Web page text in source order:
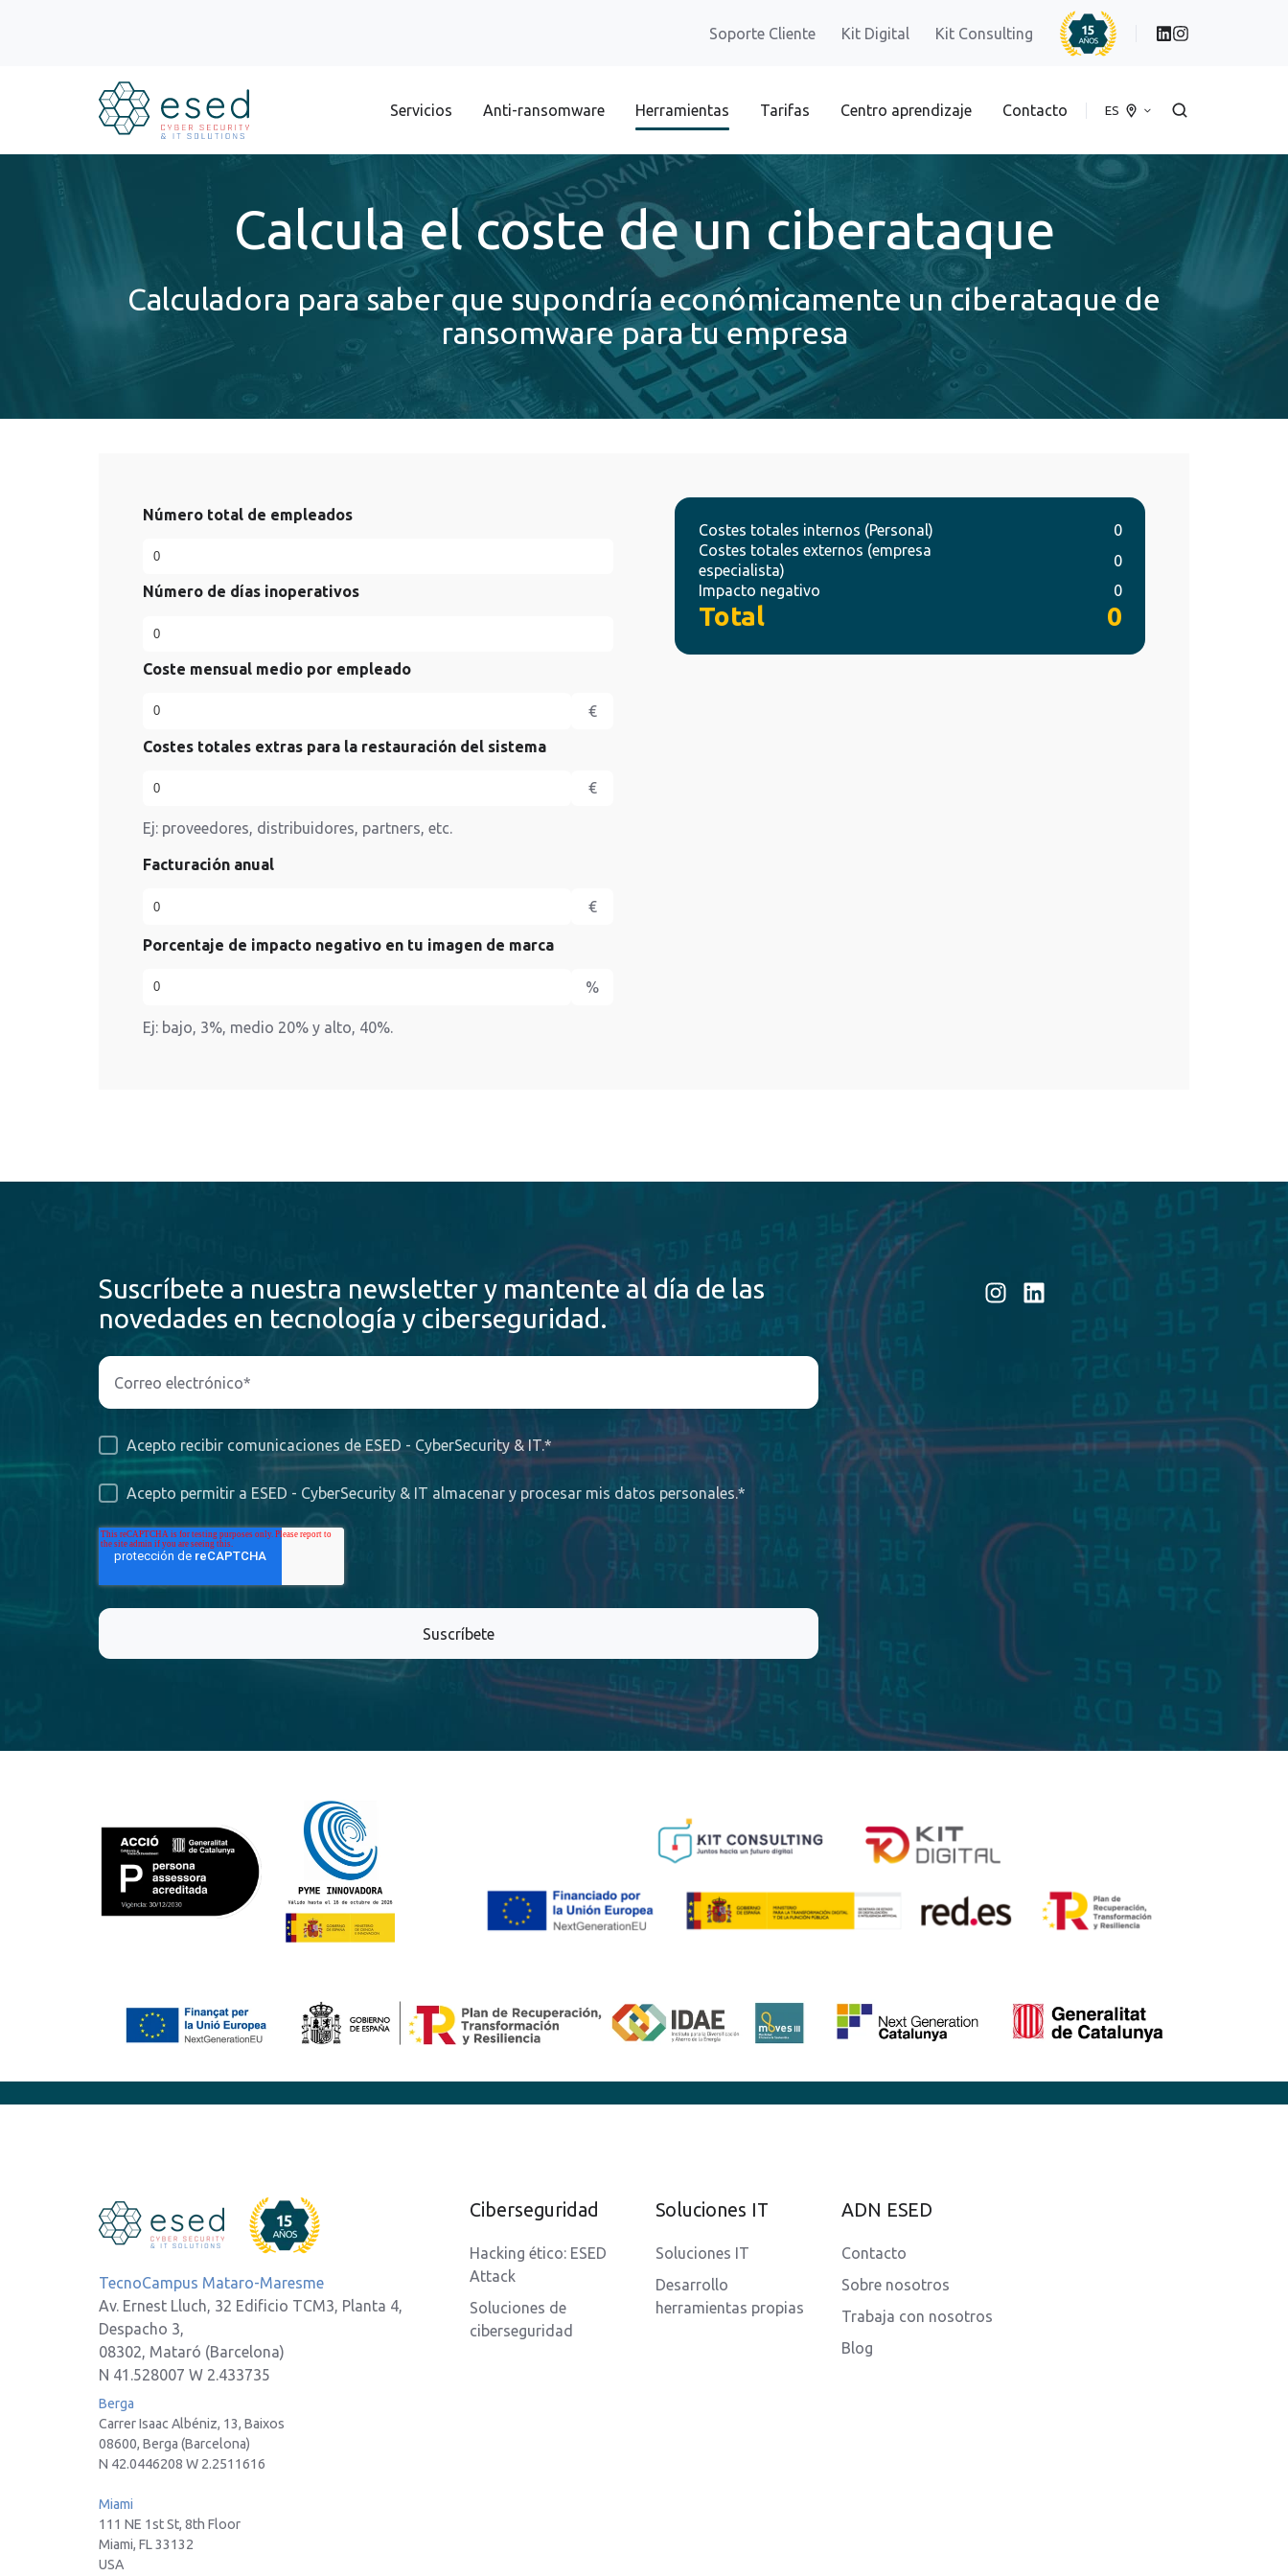
Soporte Cliente Kit Digital Kit Consulting
Servicios Anti-ransomware Herramientas Tarifas Centro aprendizaje Contacto ES
Calcula el coste de un ciberataque
Calculadora para saber que supondría económicamente un ciberataque de
ransomware para tu empresa
Número total de empleados
Número de días inoperativos
Coste mensual medio por empleado
€
Costes totales extras para la restauración del sistema
€
Ej: proveedores, distribuidores, partners, etc.
Facturación anual
€
Porcentaje de impacto negativo en tu imagen de marca
%
Ej: bajo, 3%, medio 20% y alto, 40%.
Costes totales internos (Personal)
0
Costes totales externos (empresa
especialista)
0
Impacto negativo
0
Total 0
Suscríbete a nuestra newsletter y mantente al día de las
novedades en tecnología y ciberseguridad.
Acepto recibir comunicaciones de ESED - CyberSecurity & IT.*
Acepto permitir a ESED - CyberSecurity & IT almacenar y procesar mis datos personales.*
TecnoCampus Mataro-Maresme
Av. Ernest Lluch, 32 Edificio TCM3, Planta 4,
Despacho 3,
08302, Mataró (Barcelona)
N 41.528007 W 2.433735
Berga
Carrer Isaac Albéniz, 13, Baixos
08600, Berga (Barcelona)
N 42.0446208 W 2.2511616
Miami
111 NE 1st St, 8th Floor
Miami, FL 33132
USA
Ciberseguridad
Hacking ético: ESED
Attack
Soluciones de
ciberseguridad
Soluciones IT
Soluciones IT
Desarrollo
herramientas propias
ADN ESED
Contacto
Sobre nosotros
Trabaja con nosotros
Blog